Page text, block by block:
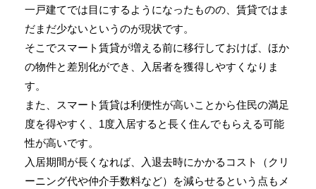
一戸建てでは目にするようになったものの、賃貸ではま
だまだ少ないというのが現状です。
そこでスマート賃貸が増える前に移行しておけば、ほか
の物件と差別化ができ、入居者を獲得しやすくなりま
す。
また、スマート賃貸は利便性が高いことから住民の満足
度を得やすく、1度入居すると長く住んでもらえる可能
性が高いです。
入居期間が長くなれば、入退去時にかかるコスト（クリ
ーニング代や仲介手数料など）を減らせるという点もメ